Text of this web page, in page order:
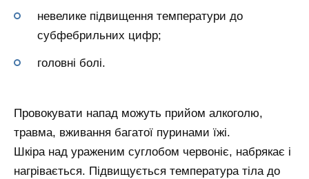
невелике підвищення температури до
субфебрильних цифр;
головні болі.
Провокувати напад можуть прийом алкоголю,
травма, вживання багатої пуринами їжі.
Шкіра над ураженим суглобом червоніє, набрякає і
нагрівається. Підвищується температура тіла до